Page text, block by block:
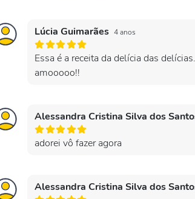
Lúcia Guimarães 4 anos
Essa é a receita da delícia das
amooooo!!
Alessandra Cristina Silva dos
adorei vô fazer agora
Alessandra Cristina Silva dos